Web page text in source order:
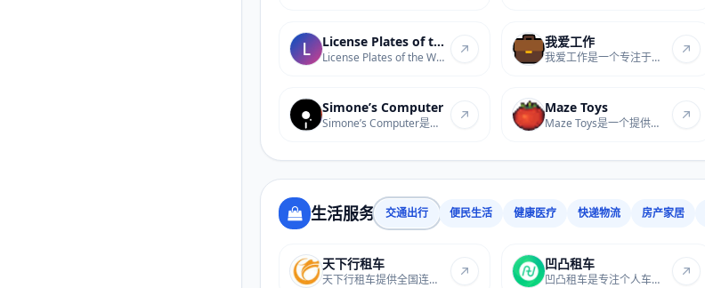
License Plates of the World
License Plates of the World是专注全球车牌内...
我爱工作
我爱工作是一个专注于职场技能与效率提升的网...
Simone’s Computer
Simone’s Computer是提供在线网页桌面服务的...
Maze Toys
Maze Toys是一个提供在线迷宫游戏的网站，用户...
生活服务 交通出行 便民生活 健康医疗 快递物流 房产家居
天下行租车
天下行租车提供全国连锁汽车租赁服务，涵盖自...
凹凸租车
凹凸租车是专注个人车辆租赁的服务站点，提供...